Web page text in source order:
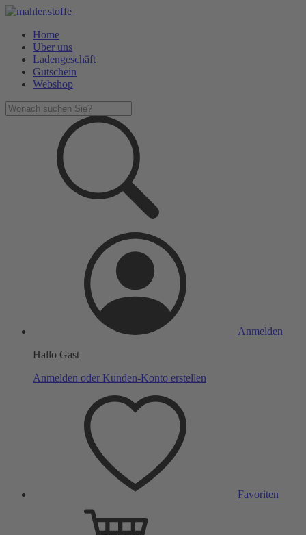
Home
Über uns
Ladengeschäft
Gutschein
Webshop
Anmelden
Hallo Gast
Anmelden oder Kunden-Konto erstellen
Favoriten